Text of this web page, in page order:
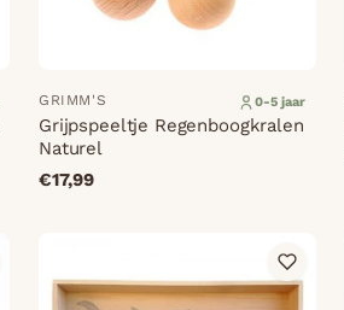
GRIMM'S 0-5 jaar
Grijpspeeltje Regenboogkralen
Naturel
€17,99